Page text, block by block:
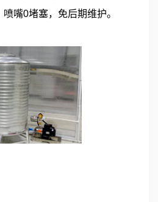
嘴0堵塞，免后期维护。